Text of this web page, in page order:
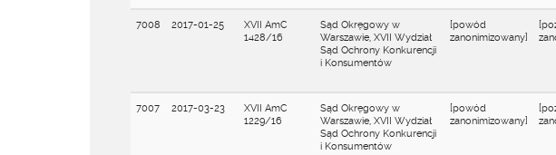
7008 2017-01-25
XVII AmC
1428/16
Sąd Okręgowy w
Warszawie, XVII Wydział
Sąd Ochrony Konkurencji
i Konsumentów
[powód
zanonimizowany]
7007 2017-03-23
XVII AmC
1229/16
Sąd Okręgowy w
Warszawie, XVII Wydział
Sąd Ochrony Konkurencji
i Konsumentów
[powód
zanonimizowany]